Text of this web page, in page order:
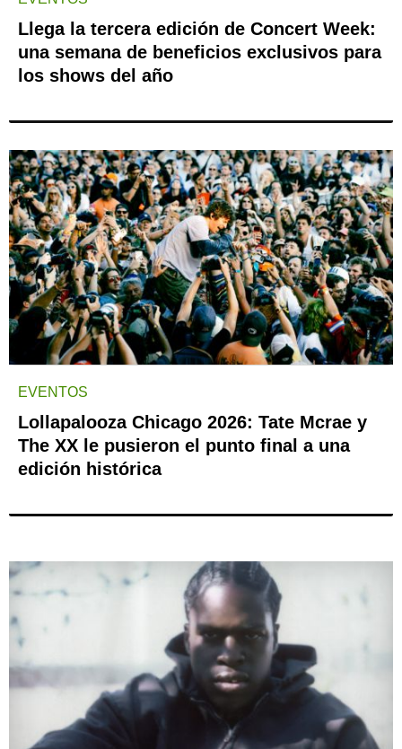
Llega la tercera edición de Concert Week:
una semana de beneficios exclusivos para
los shows del año
EVENTOS
Lollapalooza Chicago 2026: Tate Mcrae y
The XX le pusieron el punto final a una
edición histórica